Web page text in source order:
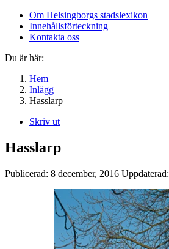
Om Helsingborgs stadslexikon
Innehållsförteckning
Kontakta oss
Du är här:
Hem
Inlägg
Hasslarp
Skriv ut
Hasslarp
Publicerad: 8 december, 2016 Uppdaterad: